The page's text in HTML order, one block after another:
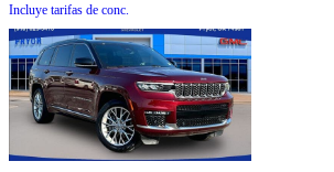
Incluye tarifas de conc.